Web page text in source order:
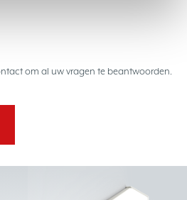
om al uw vragen te beantwoorden.